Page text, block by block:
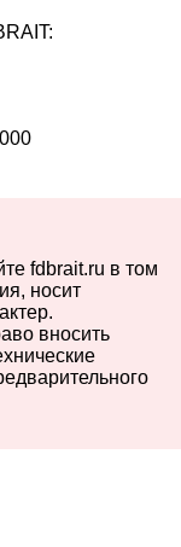
fdbrait.ru в том
носит
вносить